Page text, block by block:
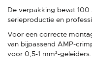
De verpakking bevat
serieproductie en
Voor een correcte
van bijpassend AMP-
voor 0,5-1 mm²-geleiders.